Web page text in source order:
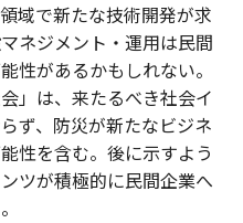
域で新たな技術開発が求
ネジメント・運用は民間
性があるかもしれない。
」は、来たるべき社会イ
ず、防災が新たなビジネ
性を含む。後に示すよう
ツが積極的に民間企業へ